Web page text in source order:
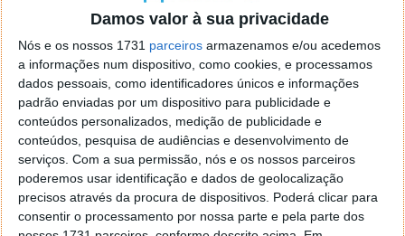
Damos valor à sua privacidade
Nós e os nossos 1731 parceiros armazenamos e/ou acedemos
a informações num dispositivo, como cookies, e processamos
dados pessoais, como identificadores únicos e informações
padrão enviadas por um dispositivo para publicidade e
conteúdos personalizados, medição de publicidade e
conteúdos, pesquisa de audiências e desenvolvimento de
serviços. Com a sua permissão, nós e os nossos parceiros
poderemos usar identificação e dados de geolocalização
precisos através da procura de dispositivos. Poderá clicar para
consentir o processamento por nossa parte e pela parte dos
interna otimizada, o OPPO Watch X3 apresenta um
perfil mais fino e leve.